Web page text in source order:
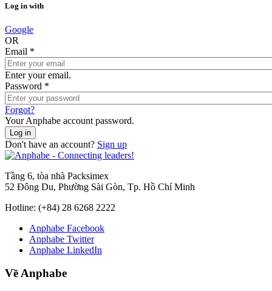
Log in with
Google
OR
Email *
Enter your email.
Password *
Forgot?
Your Anphabe account password.
Don't have an account? Sign up
Tầng 6, tòa nhà Packsimex
52 Đông Du, Phường Sài Gòn, Tp. Hồ Chí Minh
Hotline: (+84) 28 6268 2222
Anphabe Facebook
Anphabe Twitter
Anphabe LinkedIn
Về Anphabe